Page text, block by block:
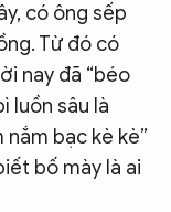
có ông sếp
Từ đó có
nay đã “béo
luồn sâu là
nắm bạc kè kè”
bố mày là ai